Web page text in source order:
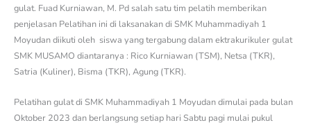
gulat. Fuad Kurniawan, M. Pd salah satu tim pelatih memberikan
penjelasan Pelatihan ini di laksanakan di SMK Muhammadiyah 1
Moyudan diikuti oleh siswa yang tergabung dalam ektrakurikuler gulat
SMK MUSAMO diantaranya : Rico Kurniawan (TSM), Netsa (TKR),
Satria (Kuliner), Bisma (TKR), Agung (TKR).
Pelatihan gulat di SMK Muhammadiyah 1 Moyudan dimulai pada bulan
Oktober 2023 dan berlangsung setiap hari Sabtu pagi mulai pukul